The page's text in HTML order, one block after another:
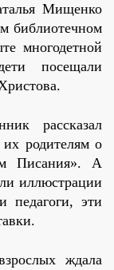
Мищенко
библиотечном
многодетной
посещали
рассказал
родителям о
Писания». А
иллюстрации
эти
ждала